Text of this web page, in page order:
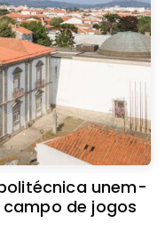
unem-
de jogos